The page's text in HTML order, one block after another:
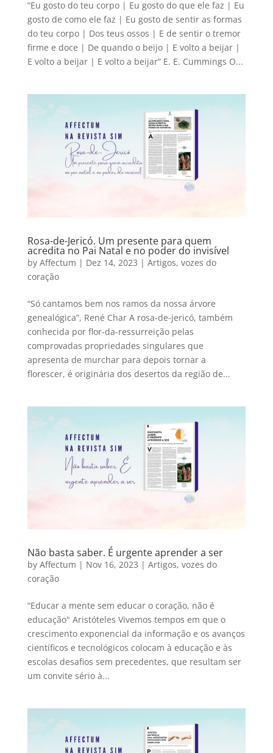
“Eu gosto do teu corpo | Eu gosto do que ele faz | Eu
gosto de como ele faz | Eu gosto de sentir as formas
do teu corpo | Dos teus ossos | E de sentir o tremor
firme e doce | De quando o beijo | E volto a beijar |
E volto a beijar | E volto a beijar” E. E. Cummings O...
Rosa-de-Jericó. Um presente para quem
acredita no Pai Natal e no poder do invisível
by Affectum | Dez 14, 2023 | Artigos, vozes do
coração
“Só cantamos bem nos ramos da nossa árvore
genealógica”, René Char A rosa-de-jericó, também
conhecida por flor-da-ressurreição pelas
comprovadas propriedades singulares que
apresenta de murchar para depois tornar a
florescer, é originária dos desertos da região de...
Não basta saber. É urgente aprender a ser
by Affectum | Nov 16, 2023 | Artigos, vozes do
coração
“Educar a mente sem educar o coração, não é
educação" Aristóteles Vivemos tempos em que o
crescimento exponencial da informação e os avanços
científicos e tecnológicos colocam à educação e às
escolas desafios sem precedentes, que resultam ser
um convite sério à...